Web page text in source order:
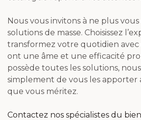
Nous vous invitons à ne plus
solutions de masse. Choisissez
transformez votre quotidien
ont une âme et une efficacité
possède toutes les solutions,
simplement de vous les apporter
que vous méritez.
Contactez nos spécialistes du